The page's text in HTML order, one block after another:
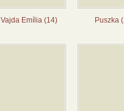
Vajda Emília (14) Puszka